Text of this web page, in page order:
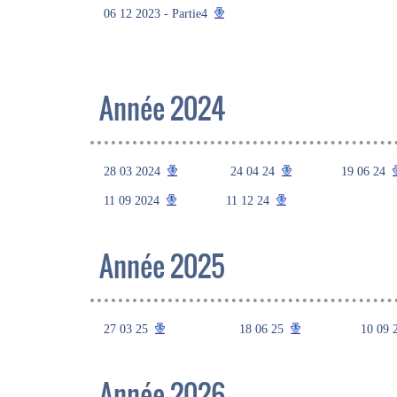
06 12 2023 - Partie4
Année 2024
28 03 2024 24 04 24 19 06 24
11 09 2024 11 12 24
Année 2025
27 03 25 18 06 25 10 09